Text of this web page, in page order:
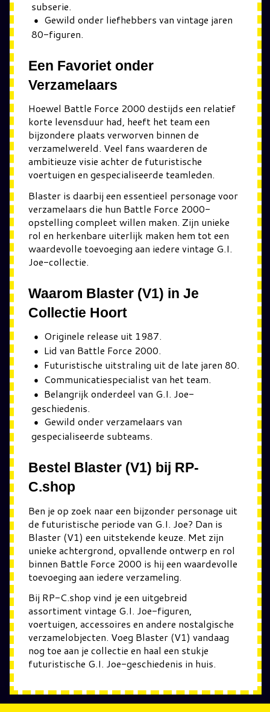
subserie.
Gewild onder liefhebbers van vintage jaren
80-figuren.
Een Favoriet onder
Verzamelaars
Hoewel Battle Force 2000 destijds een relatief
korte levensduur had, heeft het team een
bijzondere plaats verworven binnen de
verzamelwereld. Veel fans waarderen de
ambitieuze visie achter de futuristische
voertuigen en gespecialiseerde teamleden.
Blaster is daarbij een essentieel personage voor
verzamelaars die hun Battle Force 2000-
opstelling compleet willen maken. Zijn unieke
rol en herkenbare uiterlijk maken hem tot een
waardevolle toevoeging aan iedere vintage G.I.
Joe-collectie.
Waarom Blaster (V1) in Je
Collectie Hoort
Originele release uit 1987.
Lid van Battle Force 2000.
Futuristische uitstraling uit de late jaren 80.
Communicatiespecialist van het team.
Belangrijk onderdeel van G.I. Joe-
geschiedenis.
Gewild onder verzamelaars van
gespecialiseerde subteams.
Bestel Blaster (V1) bij RP-
C.shop
Ben je op zoek naar een bijzonder personage uit
de futuristische periode van G.I. Joe? Dan is
Blaster (V1) een uitstekende keuze. Met zijn
unieke achtergrond, opvallende ontwerp en rol
binnen Battle Force 2000 is hij een waardevolle
toevoeging aan iedere verzameling.
Bij RP-C.shop vind je een uitgebreid
assortiment vintage G.I. Joe-figuren,
voertuigen, accessoires en andere nostalgische
verzamelobjecten. Voeg Blaster (V1) vandaag
nog toe aan je collectie en haal een stukje
futuristische G.I. Joe-geschiedenis in huis.